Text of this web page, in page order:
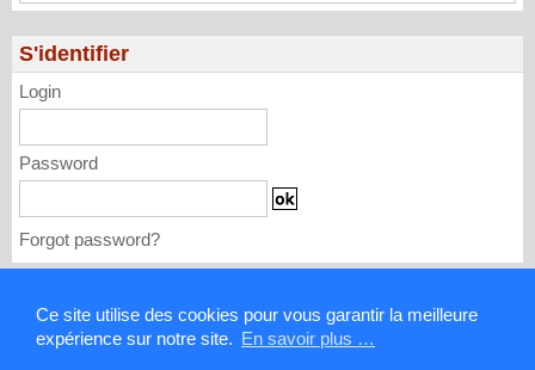
Ce site utilise des cookies pour vous garantir la meilleure
expérience sur notre site. En savoir plus …
WESTERN PACIFIC: TY 12W(DOLPHIN)
4 US/EASTERN PACIFIC: 07E(GENEVIEVE)
nicely depicted by SAR//01@1000 UTC
08/01/2026 -PATRICK HOAREAU
S'identifier
Login
Password
Forgot password?
Mentions légales